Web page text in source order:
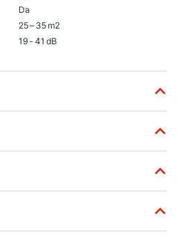
Da
25 – 35 m2
19 - 41 dB